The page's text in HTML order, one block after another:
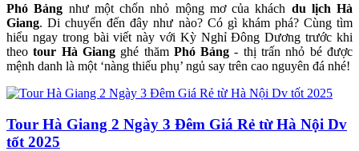
Phó Bảng như một chốn nhỏ mộng mơ của khách du lịch Hà
Giang. Di chuyển đến đây như nào? Có gì khám phá? Cùng tìm
hiểu ngay trong bài viết này với Kỳ Nghỉ Đông Dương trước khi
theotour Hà Giang ghé thăm Phó Bảng - thị trấn nhỏ bé được
mệnh danh là một ‘nàng thiếu phụ’ ngủ say trên cao nguyên đá nhé!
Tour Hà Giang 2 Ngày 3 Đêm Giá Rẻ từ Hà Nội Dv
tốt 2025